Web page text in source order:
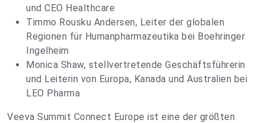
und CEO Healthcare
Timmo Rousku Andersen, Leiter der globalen
Regionen für Humanpharmazeutika bei Boehringer
Ingelheim
Monica Shaw, stellvertretende Geschäftsführerin
und Leiterin von Europa, Kanada und Australien bei
LEO Pharma
Veeva Summit Connect Europe ist eine der größten